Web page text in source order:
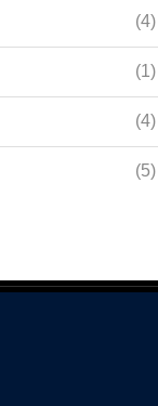
(4)
(1)
(4)
(5)